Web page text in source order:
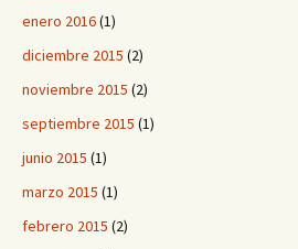
enero 2016(1)
diciembre 2015 (2)
noviembre 2015 (2)
septiembre 2015 (1)
junio 2015 (1)
marzo 2015 (1)
febrero 2015 (2)